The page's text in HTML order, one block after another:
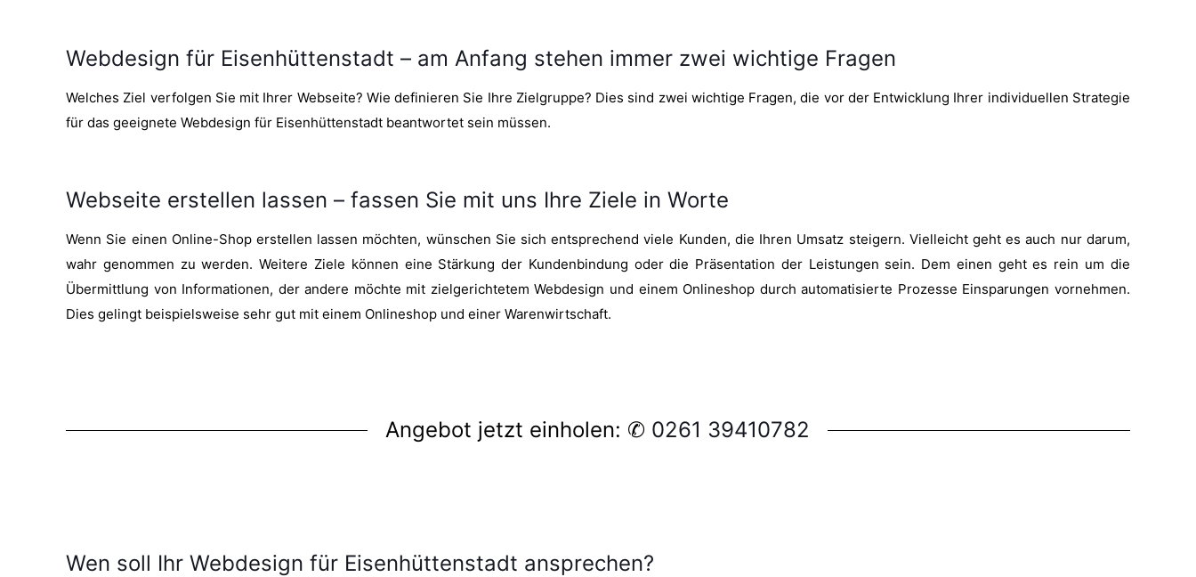
Webdesign für Eisenhüttenstadt – am Anfang stehen immer zwei wichtige Fragen
Welches Ziel verfolgen Sie mit Ihrer Webseite? Wie definieren Sie Ihre Zielgruppe? Dies sind zwei wichtige Fragen, die vor der Entwicklung Ihrer individuellen Strategie
für das geeignete Webdesign für Eisenhüttenstadt beantwortet sein müssen.
Webseite erstellen lassen – fassen Sie mit uns Ihre Ziele in Worte
Wenn Sie einen Online-Shop erstellen lassen möchten, wünschen Sie sich entsprechend viele Kunden, die Ihren Umsatz steigern. Vielleicht geht es auch nur darum,
wahr genommen zu werden. Weitere Ziele können eine Stärkung der Kundenbindung oder die Präsentation der Leistungen sein. Dem einen geht es rein um die
Übermittlung von Informationen, der andere möchte mit zielgerichtetem Webdesign und einem Onlineshop durch automatisierte Prozesse Einsparungen vornehmen.
Dies gelingt beispielsweise sehr gut mit einem Onlineshop und einer Warenwirtschaft.
Angebot jetzt einholen: ✆ 0261 39410782
Wen soll Ihr Webdesign für Eisenhüttenstadt ansprechen?